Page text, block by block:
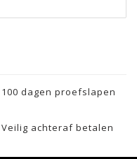
100 dagen proefslapen
Veilig achteraf betalen